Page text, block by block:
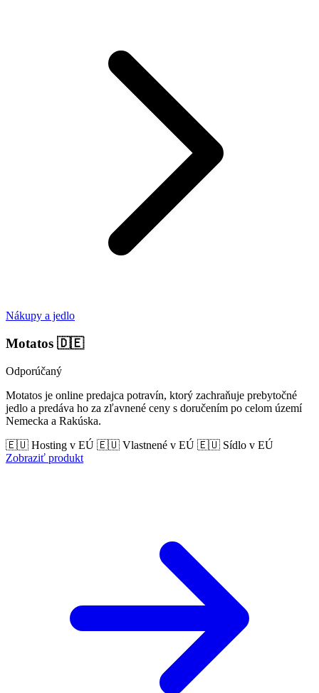
Nákupy a jedlo
Motatos 🇩🇪
Odporúčaný
Motatos je online predajca potravín, ktorý zachraňuje prebytočné
jedlo a predáva ho za zľavnené ceny s doručením po celom území
Nemecka a Rakúska.
🇪🇺 Hosting v EÚ 🇪🇺 Vlastnené v EÚ 🇪🇺 Sídlo v EÚ
Zobraziť produkt